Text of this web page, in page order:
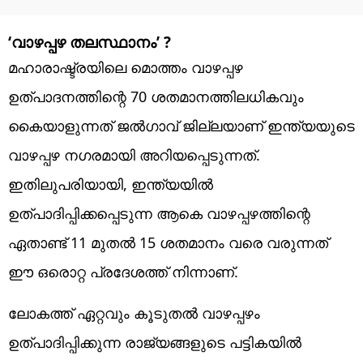
‘വാഴപ്പഴ തലസ്ഥാനം’ ?
മഹാരാഷ്ട്രയിലെ മൊത്തം വാഴപ്പഴ
ഉത്പാദനത്തിന്റെ 70 ശതമാനത്തിലധികവും
കൈയാളുന്നത് ജൽഗാവ് ജില്ലയാണ് ഇന്ത്യയുടെ
വാഴപ്പഴ നഗരമായി അറിയപ്പെടുന്നത്.
ഇതിലുപരിയായി, ഇന്ത്യയിൽ
ഉത്പാദിപ്പിക്കപ്പെടുന്ന ആകെ വാഴപ്പഴത്തിന്റെ
ഏതാണ്ട് 11 മുതൽ 15 ശതമാനം വരെ വരുന്നത്
ഈ ഒരൊറ്റ പ്രദേശത്ത് നിന്നാണ്.
ലോകത്ത് ഏറ്റവും കൂടുതൽ വാഴപ്പഴം
ഉത്പാദിപ്പിക്കുന്ന രാജ്യങ്ങളുടെ പട്ടികയിൽ